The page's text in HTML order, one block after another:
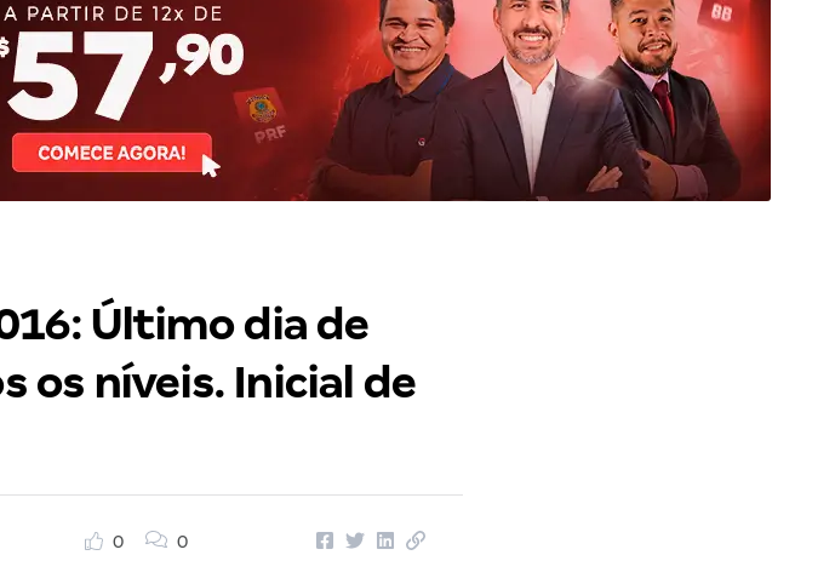
Último dia de
os níveis. Inicial de
0 0